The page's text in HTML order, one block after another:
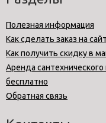
Полезная информация
Как сделать заказ на
Как получить скидку в
Аренда
бесплатно
Обратная связь